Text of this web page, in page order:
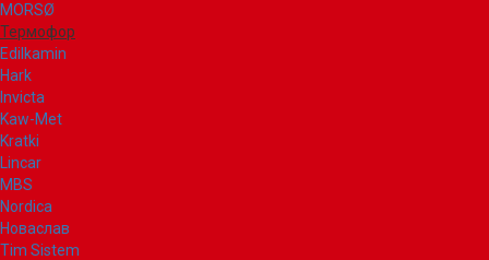
MORSØ
Термофор
Edilkamin
Hark
Invicta
Kaw-Met
Kratki
Lincar
MBS
Nordica
Новаслав
Tim Sistem